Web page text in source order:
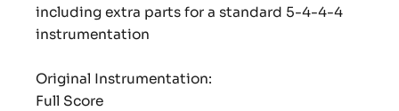
including extra parts for a standard 5-4-4-4
instrumentation
Original Instrumentation:
Full Score